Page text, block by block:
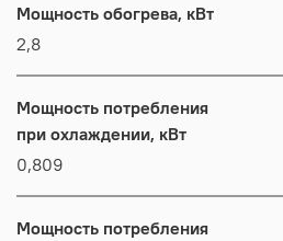
Мощность обогрева, кВт
2,8
Мощность потребления
при охлаждении, кВт
0,809
Мощность потребления